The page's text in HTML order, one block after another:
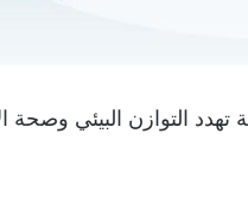
5 مصادر رئيسية تهدد التوازن